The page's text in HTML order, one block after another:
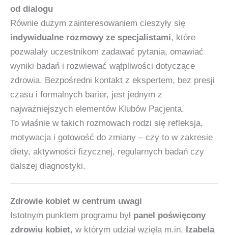
od dialogu
Równie dużym zainteresowaniem cieszyły się
indywidualne rozmowy ze specjalistami, które
pozwalały uczestnikom zadawać pytania, omawiać
wyniki badań i rozwiewać wątpliwości dotyczące
zdrowia. Bezpośredni kontakt z ekspertem, bez presji
czasu i formalnych barier, jest jednym z
najważniejszych elementów Klubów Pacjenta.
To właśnie w takich rozmowach rodzi się refleksja,
motywacja i gotowość do zmiany – czy to w zakresie
diety, aktywności fizycznej, regularnych badań czy
dalszej diagnostyki.
Zdrowie kobiet w centrum uwagi
Istotnym punktem programu był panel poświęcony
zdrowiu kobiet, w którym udział wzięła m.in. Izabela